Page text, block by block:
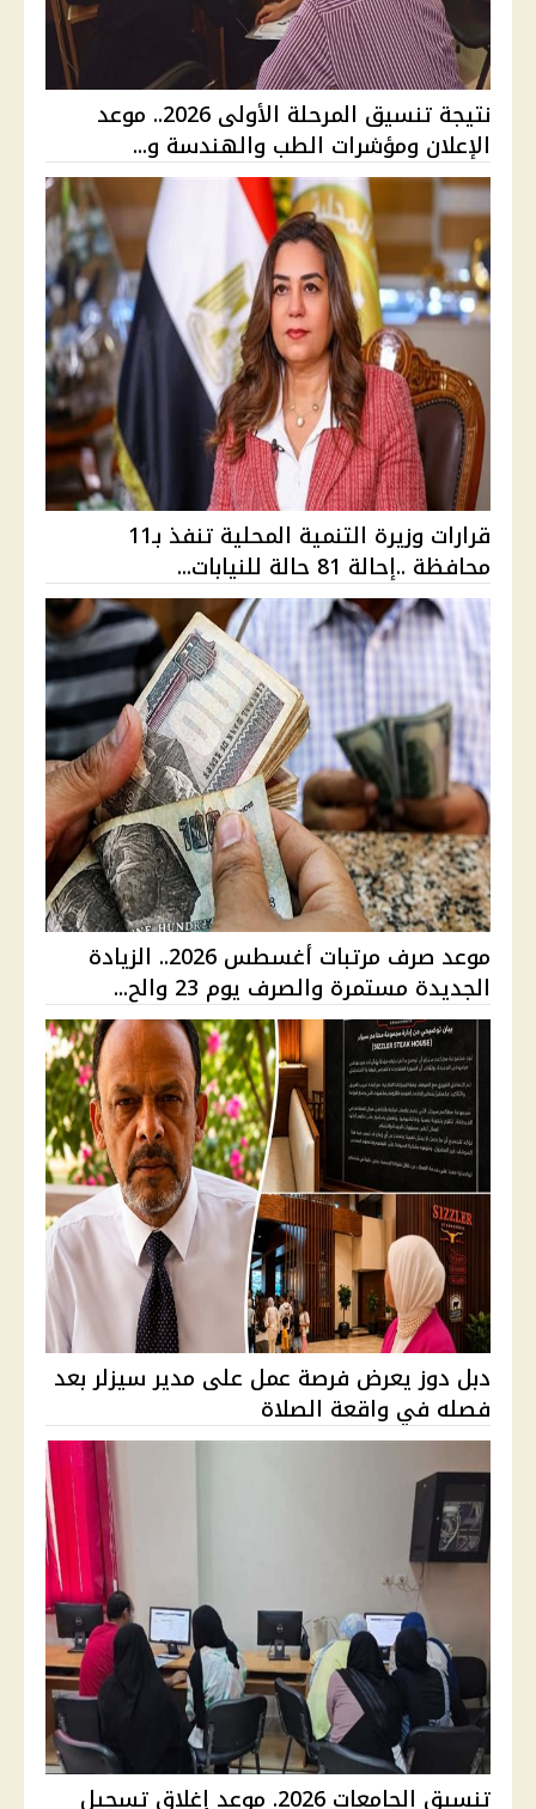
نتيجة تنسيق المرحلة الأولى 2026.. موعد
الإعلان ومؤشرات الطب والهندسة و...
قرارات وزيرة التنمية المحلية تنفذ بـ11
محافظة ..إحالة 81 حالة للنيابات...
موعد صرف مرتبات أغسطس 2026.. الزيادة
الجديدة مستمرة والصرف يوم 23 والح...
دبل دوز يعرض فرصة عمل على مدير سيزلر بعد
فصله في واقعة الصلاة
تنسيق الجامعات 2026. موعد إغلاق تسجيل